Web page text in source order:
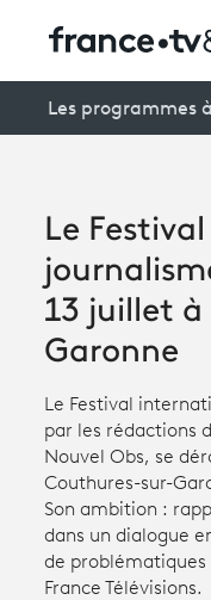
Creators
À la une
Participer et assister
À votre écoute
Productions et
Programme tv
Les programmes
Le
13 juillet
Garonne
Le Festival
par les rédactions
Nouvel Obs, se
Couthures-sur-
Son ambition :
dans un dialogue
de
France Télévisions.